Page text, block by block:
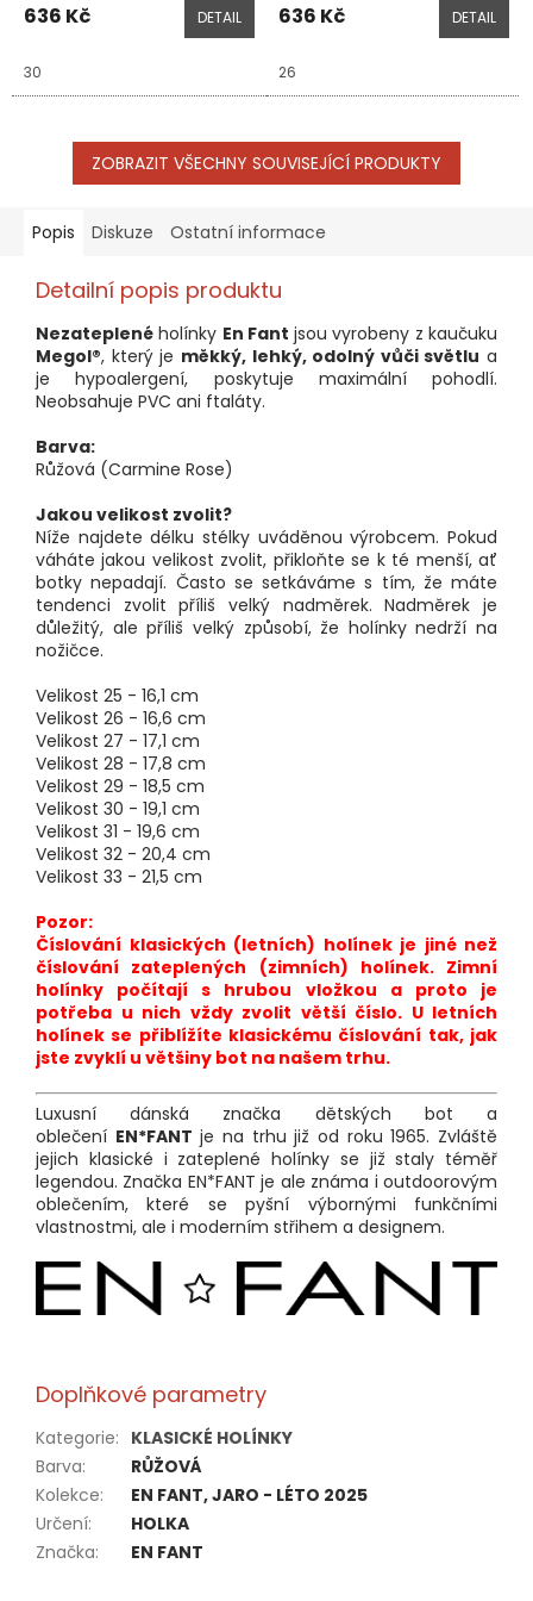
636 Kč DETAIL
30
636 Kč DETAIL
26
ZOBRAZIT VŠECHNY SOUVISEJÍCÍ PRODUKTY
Popis Diskuze Ostatní informace
Detailní popis produktu
Nezateplené holínky En Fant jsou vyrobeny z kaučuku
Megol®, který je měkký, lehký, odolný vůči světlu a
je hypoalergení, poskytuje maximální pohodlí.
Neobsahuje PVC ani ftaláty.
Barva:
Růžová (Carmine Rose)
Jakou velikost zvolit?
Níže najdete délku stélky uváděnou výrobcem. Pokud
váháte jakou velikost zvolit, přikloňte se k té menší, ať
botky nepadají. Často se setkáváme s tím, že máte
tendenci zvolit příliš velký nadměrek. Nadměrek je
důležitý, ale příliš velký způsobí, že holínky nedrží na
nožičce.
Velikost 25 - 16,1 cm
Velikost 26 - 16,6 cm
Velikost 27 - 17,1 cm
Velikost 28 - 17,8 cm
Velikost 29 - 18,5 cm
Velikost 30 - 19,1 cm
Velikost 31 - 19,6 cm
Velikost 32 - 20,4 cm
Velikost 33 - 21,5 cm
Pozor:
Číslování klasických (letních) holínek je jiné než
číslování zateplených (zimních) holínek. Zimní
holínky počítají s hrubou vložkou a proto je
potřeba u nich vždy zvolit větší číslo. U letních
holínek se přiblížíte klasickému číslování tak, jak
jste zvyklí u většiny bot na našem trhu.
Luxusní dánská značka dětských bot a
oblečení EN*FANT je na trhu již od roku 1965. Zvláště
jejich klasické i zateplené holínky se již staly téměř
legendou. Značka EN*FANT je ale známa i outdoorovým
oblečením, které se pyšní výbornými funkčními
vlastnostmi, ale i moderním střihem a designem.
Doplňkové parametry
Kategorie: KLASICKÉ HOLÍNKY
Barva:
RŮŽOVÁ
Kolekce:
EN FANT, JARO - LÉTO 2025
Určení:
HOLKA
Značka: EN FANT